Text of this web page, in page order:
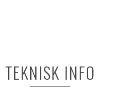
TEKNISK INFO